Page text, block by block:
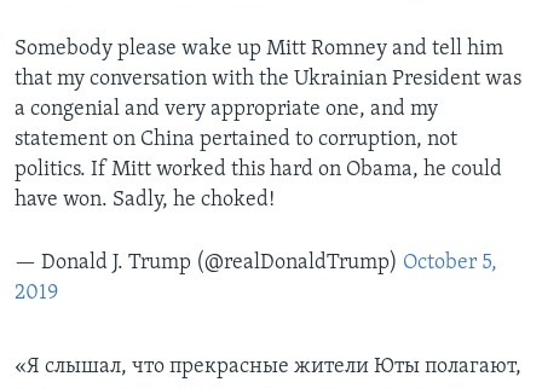
Somebody please wake up Mitt Romney and tell him
that my conversation with the Ukrainian President was
a congenial and very appropriate one, and my
statement on China pertained to corruption, not
politics. If Mitt worked this hard on Obama, he could
have won. Sadly, he choked!
— Donald J. Trump (@realDonaldTrump) October 5,
2019
«Я слышал, что прекрасные жители Юты полагают,